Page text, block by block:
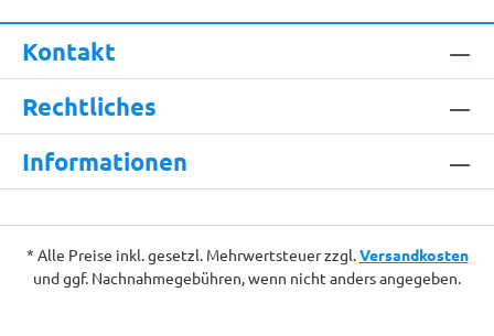
Kontakt
Rechtliches
Informationen
* Alle Preise inkl. gesetzl. Mehrwertsteuer zzgl.Versandkosten
und ggf. Nachnahmegebühren, wenn nicht anders angegeben.